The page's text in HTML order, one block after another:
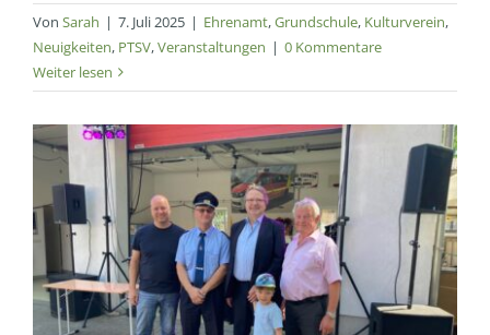
Von Sarah | 7. Juli 2025 | Ehrenamt,Grundschule, Kulturverein,
Neuigkeiten, PTSV,Veranstaltungen | 0 Kommentare
Weiter lesen